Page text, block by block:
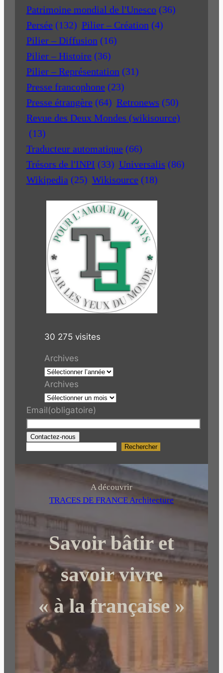
Patrimoine mondial de l'Unesco (36)
Persée (132) Pilier – Création (4)
Pilier – Diffusion (16)
Pilier – Histoire (36)
Pilier – Représentation (31)
Presse francophone (23)
Presse étrangère (64) Retronews (50)
Revue des Deux Mondes (wikisource)
(13)
Traducteur automatique (66)
Trésors de l'INPI (33) Universalis (86)
Wikipedia (25) Wikisource (18)
30 275 visites
Archives
Archives
Email(obligatoire)
Contactez-nous
r
h
r
Rechercher
A découvrir
TRACES DE FRANCE Architecture
Savoir bâtir et
savoir vivre
« à la française »